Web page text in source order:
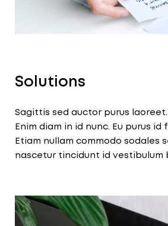
Solutions
Sagittis sed auctor purus
Enim diam in id nunc. Eu purus
Etiam nullam commodo sodales
nascetur tincidunt id vestibulum